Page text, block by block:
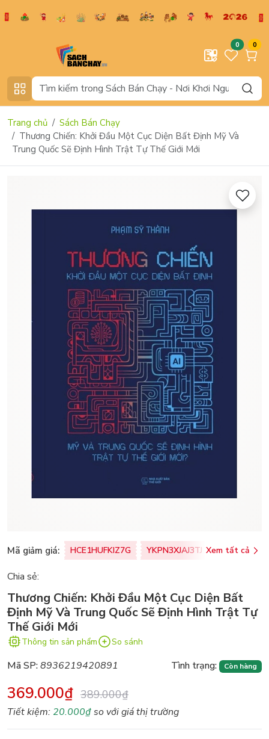
0 0
Trang chủ
Sách Bán Chạy
Thương Chiến: Khởi Đầu Một Cục Diện Bất Định Mỹ Và
Trung Quốc Sẽ Định Hình Trật Tự Thế Giới Mới
Mã giảm giá: HCE1HUFKIZ7G YKPN3XJAJ3TJ Xem tất cả
Chia sẻ:
Thương Chiến: Khởi Đầu Một Cục Diện Bất
Định Mỹ Và Trung Quốc Sẽ Định Hình Trật Tự
Thế Giới Mới
Thông tin sản phẩm So sánh
Mã SP:8936219420891 Tình trạng: Còn hàng
369.000₫ 389.000₫
Tiết kiệm: 20.000₫so với giá thị trường